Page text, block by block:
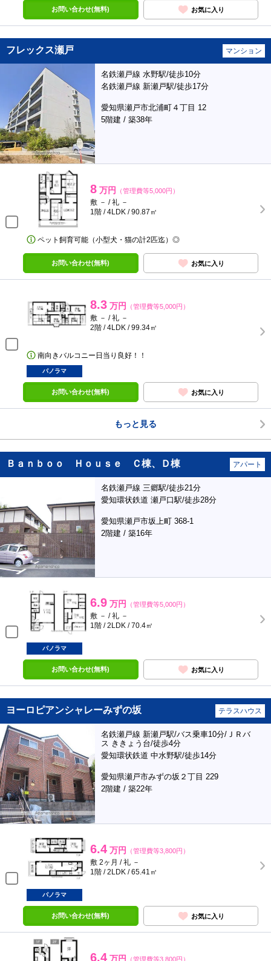
お問い合わせ(無料) お気に入り
フレックス瀬戸 マンション
名鉄瀬戸線 水野駅/徒歩10分
名鉄瀬戸線 新瀬戸駅/徒歩17分
愛知県瀬戸市北浦町４丁目 12
5階建 / 築38年
8 万円 （管理費等5,000円）
敷 － / 礼 －
1階 / 4LDK / 90.87㎡
ペット飼育可能（小型犬・猫の計2匹迄）◎
お問い合わせ(無料) お気に入り
8.3 万円 （管理費等5,000円）
敷 － / 礼 －
2階 / 4LDK / 99.34㎡
南向きバルコニー日当り良好！！
パノラマ
お問い合わせ(無料) お気に入り
もっと見る
Ｂａｎｂｏｏ Ｈｏｕｓｅ Ｃ棟、Ｄ棟 アパート
名鉄瀬戸線 三郷駅/徒歩21分
愛知環状鉄道 瀬戸口駅/徒歩28分
愛知県瀬戸市坂上町 368-1
2階建 / 築16年
6.9 万円 （管理費等5,000円）
敷 － / 礼 －
1階 / 2LDK / 70.4㎡
パノラマ
お問い合わせ(無料) お気に入り
ヨーロピアンシャレーみずの坂 テラスハウス
名鉄瀬戸線 新瀬戸駅/バス乗車10分/ＪＲバ
ス ききょう台/徒歩4分
愛知環状鉄道 中水野駅/徒歩14分
愛知県瀬戸市みずの坂２丁目 229
2階建 / 築22年
6.4 万円 （管理費等3,800円）
敷 2ヶ月 / 礼 －
1階 / 2LDK / 65.41㎡
パノラマ
お問い合わせ(無料) お気に入り
6.4 万円 （管理費等3,800円）